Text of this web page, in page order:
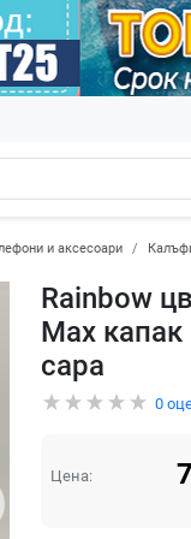
и аксесоари
Rainbow
Max
capa
0
Цена: